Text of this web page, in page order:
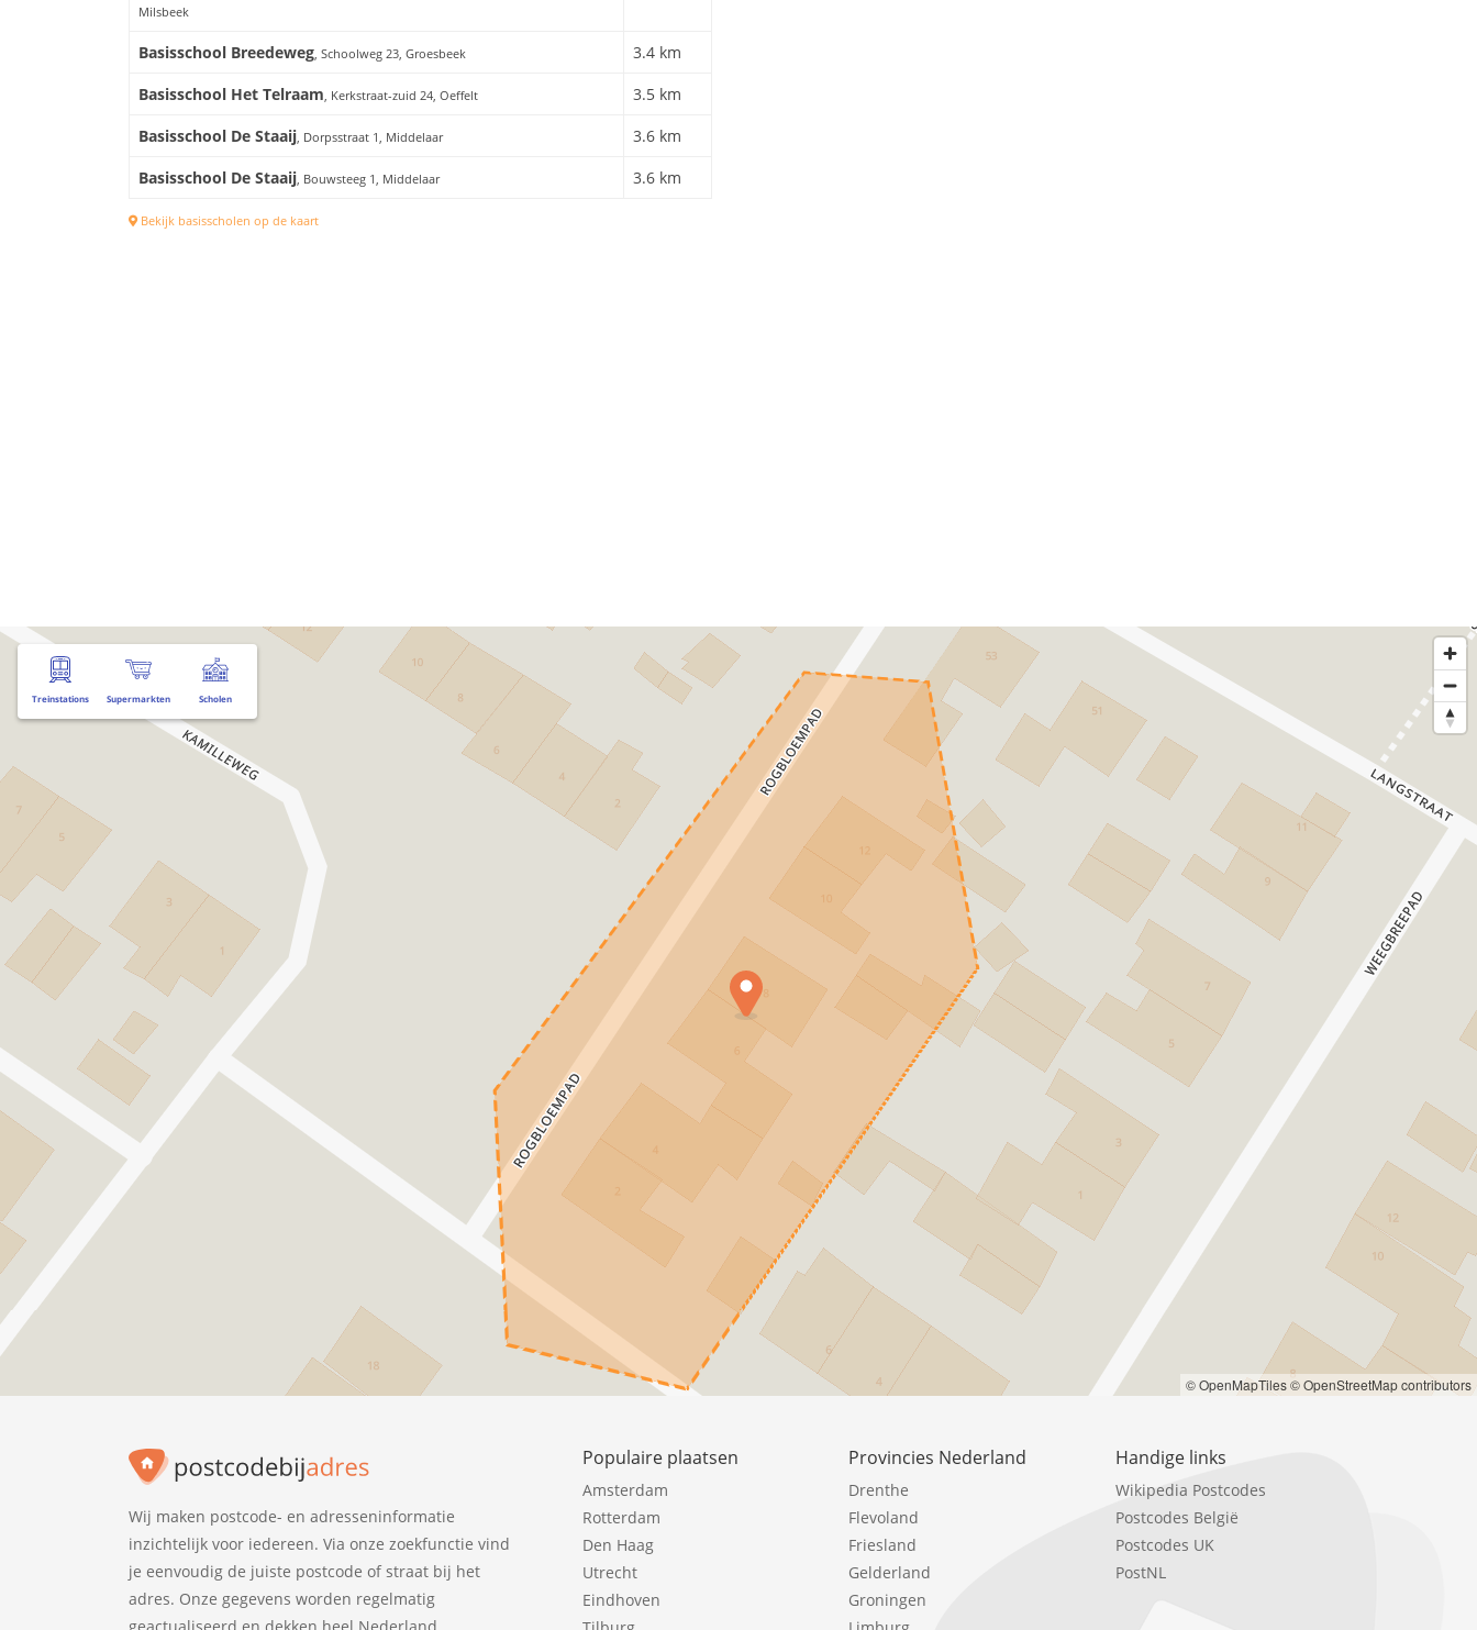
Milsbeek
Basisschool Breedeweg, Schoolweg 23, Groesbeek
3.4 km
Basisschool Het Telraam, Kerkstraat-zuid 24, Oeffelt
3.5 km
Basisschool De Staaij, Dorpsstraat 1, Middelaar
3.6 km
Basisschool De Staaij, Bouwsteeg 1, Middelaar 3.6 km
Bekijk basisscholen op de kaart
Treinstations Supermarkten Scholen
© OpenMapTiles© OpenStreetMap contributors
Wij maken postcode- en adresseninformatie
inzichtelijk voor iedereen. Via onze zoekfunctie vind
je eenvoudig de juiste postcode of straat bij het
adres. Onze gegevens worden regelmatig
Populaire plaatsen
Amsterdam
Rotterdam
Den Haag
Utrecht
Eindhoven
Provincies Nederland
Drenthe
Flevoland
Friesland
Gelderland
Groningen
Handige links
Wikipedia Postcodes
Postcodes België
Postcodes UK
PostNL